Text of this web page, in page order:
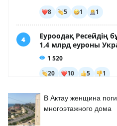
В Актау женщина
многоэтажного дома